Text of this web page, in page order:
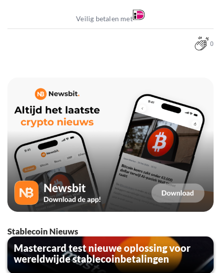
Veilig betalen met
0
Stablecoin Nieuws
Mastercard test nieuwe oplossing voor
wereldwijde stablecoinbetalingen